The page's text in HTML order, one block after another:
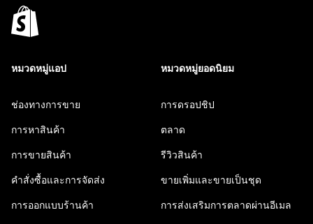
หมวดหมู่แอป
ช่องทางการขาย
การหาสินค้า
การขายสินค้า
คำสั่งซื้อและการจัดส่ง
การออกแบบร้านค้า
หมวดหมู่ยอดนิยม
การดรอปชิป
ตลาด
รีวิวสินค้า
ขายเพิ่มและขายเป็นชุด
การส่งเสริมการตลาดผ่านอีเมล